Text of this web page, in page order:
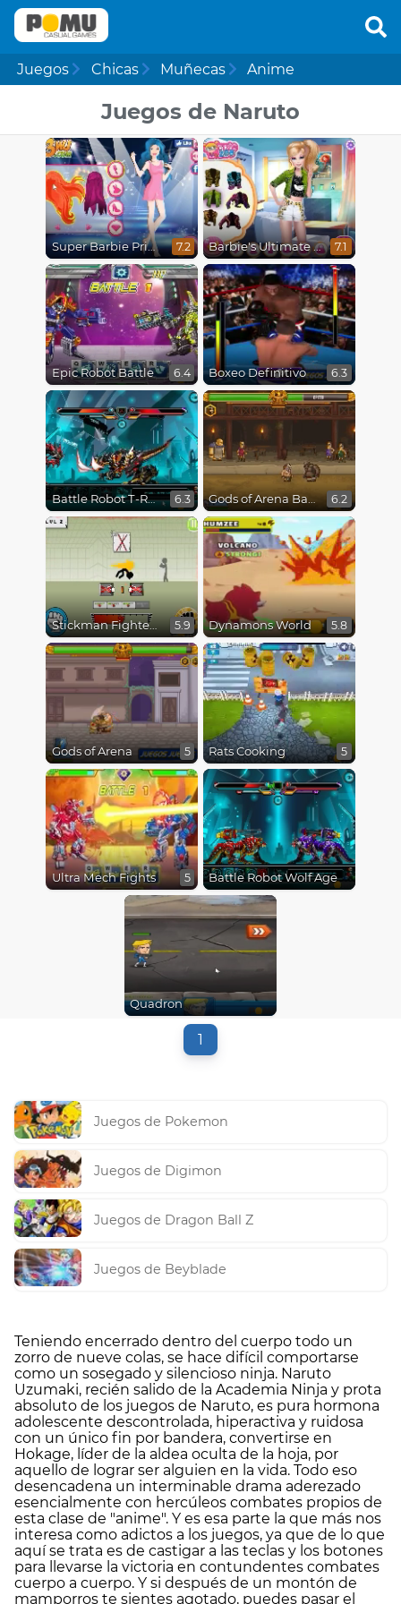
Juegos Chicas Muñecas Anime
Juegos de Naruto
Super Barbie Princess and Rockstar 7.2 Barbie's Ultimate Studs Look 7.1
Epic Robot Battle 6.4 Boxeo Definitivo 6.3
Battle Robot T-Rex Age 6.3 Gods of Arena Battles 6.2
Stickman Fighter Epic Battles 5.9 Dynamons World 5.8
Gods of Arena 5 Rats Cooking 5
Ultra Mech Fights 5 Battle Robot Wolf Age
Quadron
1
Juegos de Pokemon
Juegos de Digimon
Juegos de Dragon Ball Z
Juegos de Beyblade
Teniendo encerrado dentro del cuerpo todo un
zorro de nueve colas, se hace difícil comportarse
como un sosegado y silencioso ninja. Naruto
Uzumaki, recién salido de la Academia Ninja y prota
absoluto de los juegos de Naruto, es pura hormona
adolescente descontrolada, hiperactiva y ruidosa
con un único fin por bandera, convertirse en
Hokage, líder de la aldea oculta de la hoja, por
aquello de lograr ser alguien en la vida. Todo eso
desencadena un interminable drama aderezado
esencialmente con hercúleos combates propios de
esta clase de "anime". Y es esa parte la que más nos
interesa como adictos a los juegos, ya que de lo que
aquí se trata es de castigar a las teclas y los botones
para llevarse la victoria en contundentes combates
cuerpo a cuerpo. Y si después de un montón de
mamporros te sientes agotado, puedes pasar el